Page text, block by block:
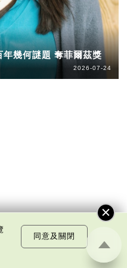
幾何謎題 奪菲爾茲獎
2026-07-24
同意及關閉